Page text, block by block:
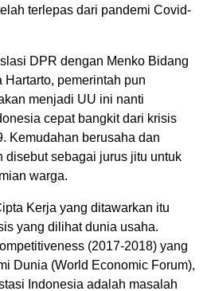
terlepas dari pandemi Covid-
DPR dengan Menko Bidang
pemerintah pun
menjadi UU ini nanti
cepat bangkit dari krisis
Kemudahan berusaha dan
disebut sebagai jurus jitu untuk
warga.
Kerja yang ditawarkan itu
yang dilihat dunia usaha.
(2017-2018) yang
Dunia (World Economic Forum),
Indonesia adalah masalah